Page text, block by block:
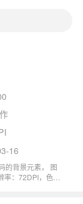
16
景元素， 图